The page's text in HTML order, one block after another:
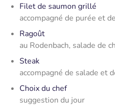
Filet de saumon grillé
accompagné de purée et
Ragoût
au Rodenbach, salade de
Steak
accompagné de salade et
Choix du chef
suggestion du jour